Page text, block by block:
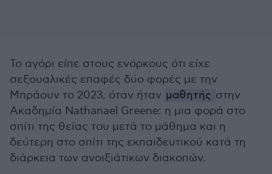
Το αγόρι είπε στους ενόρκους ότι είχε
σεξουαλικές επαφές δύο φορές με την
Μπράουν το 2023, όταν ήταν μαθητής στην
Ακαδημία Nathanael Greene: η μια φορά στο
σπίτι της θείας του μετά το μάθημα και η
δεύτερη στο σπίτι της εκπαιδευτικού κατά τη
διάρκεια των ανοιξιάτικων διακοπών.